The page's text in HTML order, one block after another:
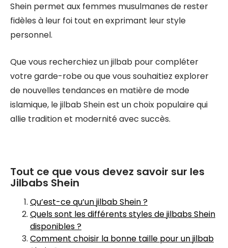
Shein permet aux femmes musulmanes de rester
fidèles à leur foi tout en exprimant leur style
personnel.
Que vous recherchiez un jilbab pour compléter
votre garde-robe ou que vous souhaitiez explorer
de nouvelles tendances en matière de mode
islamique, le jilbab Shein est un choix populaire qui
allie tradition et modernité avec succès.
Tout ce que vous devez savoir sur les
Jilbabs Shein
Qu’est-ce qu’un jilbab Shein ?
Quels sont les différents styles de jilbabs Shein
disponibles ?
Comment choisir la bonne taille pour un jilbab